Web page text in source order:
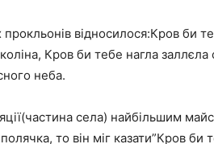
відносилося:Кров би
Кров би тебе нагла
неба.
села) найбільшим
то він міг казати”Кров би